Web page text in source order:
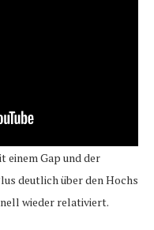
einem Gap und der
deutlich über den Hochs
wieder relativiert.